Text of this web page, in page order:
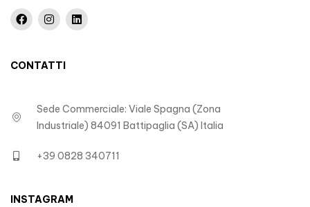
CONTATTI
Sede Commerciale: Viale Spagna (Zona
Industriale) 84091 Battipaglia (SA) Italia
+39 0828 340711
INSTAGRAM